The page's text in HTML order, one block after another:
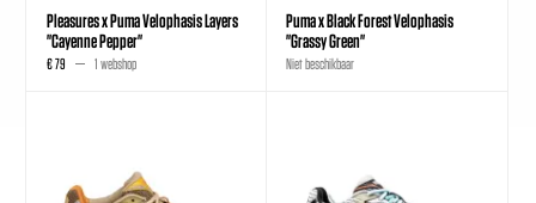
Pleasures x Puma Velophasis Layers
"Cayenne Pepper"
€ 79 1 webshop
Puma x Black Forest Velophasis
"Grassy Green"
Niet beschikbaar